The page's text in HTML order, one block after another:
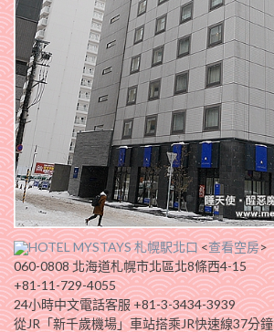
HOTEL MYSTAYS 札幌駅北口<查看空房>
060-0808 北海道札幌市北區北8條西4-15
+81-11-729-4055
24小時中文電話客服 +81-3-3434-3939
從JR「新千歲機場」車站搭乘JR快速線37分鐘